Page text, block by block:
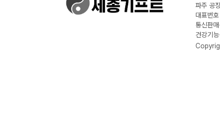
파주 공
대표번
통신판
건강기